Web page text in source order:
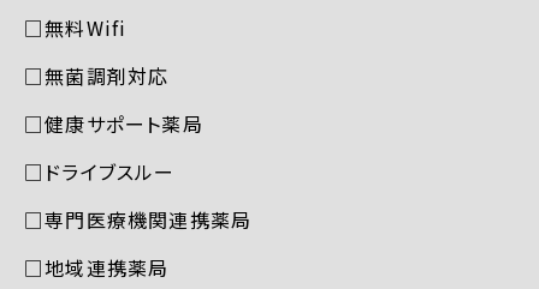
□無料Wifi
□無菌調剤対応
□健康サポート薬局
□ドライブスルー
□専門医療機関連携薬局
□地域連携薬局